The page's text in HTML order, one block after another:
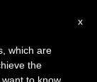
×
la pausa
x
which are
the